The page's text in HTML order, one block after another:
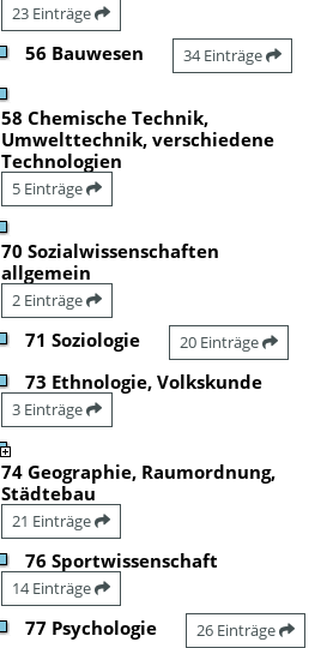
23 Einträge
56 Bauwesen 34 Einträge
58 Chemische Technik,
Umwelttechnik, verschiedene
Technologien
5 Einträge
70 Sozialwissenschaften
allgemein
2 Einträge
71 Soziologie 20 Einträge
73 Ethnologie, Volkskunde
3 Einträge
74 Geographie, Raumordnung,
Städtebau
21 Einträge
76 Sportwissenschaft
14 Einträge
77 Psychologie 26 Einträge